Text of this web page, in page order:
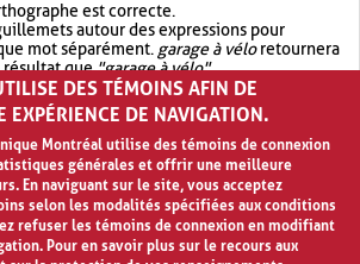
est correcte.
autour des expressions pour
mot séparément. garage à véloretournera
résultat que"garage à vélo".
votre recherche avec OR.garage OR vélo
plus de résultat quegarage à vélo
DES TÉMOINS AFIN DE
EXPÉRIENCE DE NAVIGATION.
Montréal utilise des témoins de connexion
générales et offrir une meilleure
En naviguant sur le site, vous acceptez
selon les modalités spécifiées aux conditions
refuser les témoins de connexion en modifiant
Pour en savoir plus sur le recours aux